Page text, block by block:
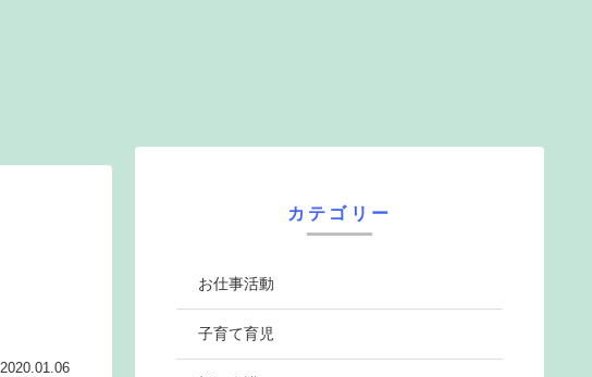
2020.01.06
カテゴリー
お仕事活動
子育て育児